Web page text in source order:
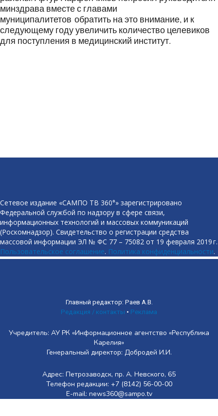
минздрава вместе с главами
муниципалитетов обратить на это внимание, и к
следующему году увеличить количество целевиков
для поступления в медицинский институт.
Сетевое издание «САМПО ТВ 360°» зарегистрировано
Федеральной службой по надзору в сфере связи,
информационных технологий и массовых коммуникаций
(Роскомнадзор). Свидетельство о регистрации средства
массовой информации ЭЛ № ФС 77 – 75082 от 19 февраля 2019 г.
Пользовательское соглашение. Политика конфиденциальности.
Главный редактор: Раев А.В.
Редакция / контакты • Реклама
Учредитель: АУ РК «Информационное агентство «Республика
Карелия»
Генеральный директор: Добродей И.И.
Адрес: Петрозаводск, пр. А. Невского, 65
Телефон редакции: +7 (8142) 56-00-00
E-mail: news360@sampo.tv